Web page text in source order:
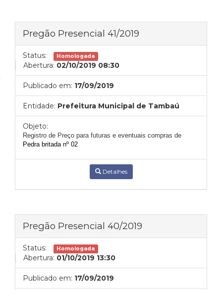
Pregão Presencial 41/2019
Status: Homologada
Abertura: 02/10/2019 08:30
Publicado em: 17/09/2019
Entidade: Prefeitura Municipal de Tambaú
Objeto:
Registro de Preço para futuras e eventuais compras de
Pedra britada nº 02
Detalhes
Pregão Presencial 40/2019
Status: Homologada
Abertura: 01/10/2019 13:30
Publicado em: 17/09/2019